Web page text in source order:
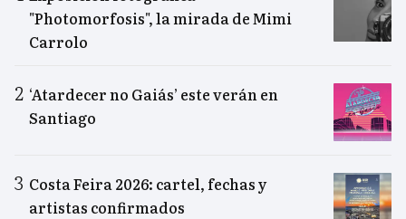
"Photomorfosis", la mirada de Mimi
Carrolo
‘Atardecer no Gaiás’ este verán en
Santiago
Costa Feira 2026: cartel, fechas y
artistas confirmados